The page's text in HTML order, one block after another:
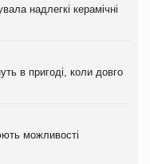
надлегкі керамічні
в пригоді, коли довго
можливості